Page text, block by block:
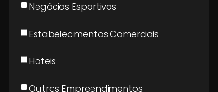
Negócios Esportivos
Estabelecimentos Comerciais
Hoteis
Outros Empreendimentos